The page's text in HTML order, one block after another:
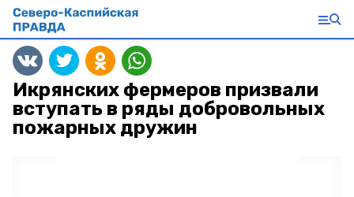
Икрянских фермеров призвали
вступать в ряды добровольных
пожарных дружин